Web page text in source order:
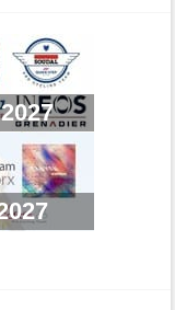
plus propre..."
bloquée..."
à l'abandon